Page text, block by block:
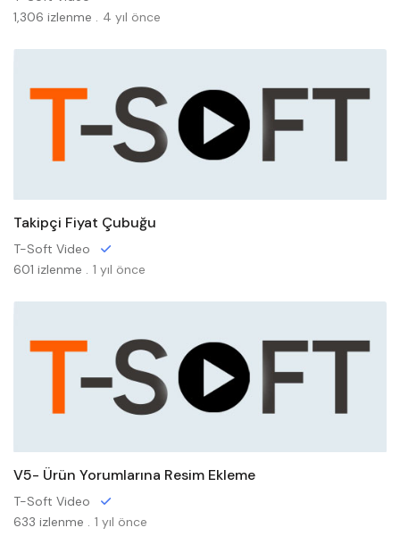
1,306 izlenme . 4 yıl önce
Takipçi Fiyat Çubuğu
T-Soft Video
601 izlenme . 1 yıl önce
V5- Ürün Yorumlarına Resim Ekleme
T-Soft Video
633 izlenme . 1 yıl önce